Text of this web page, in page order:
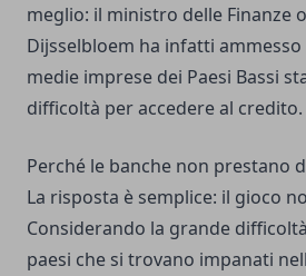
meglio: il ministro delle Finanze
Dijsselbloem ha infatti ammesso
medie imprese dei Paesi Bassi
difficoltà per accedere al credito.
Perché le banche non prestano
La risposta è semplice: il gioco
Considerando la grande
paesi che si trovano impanati